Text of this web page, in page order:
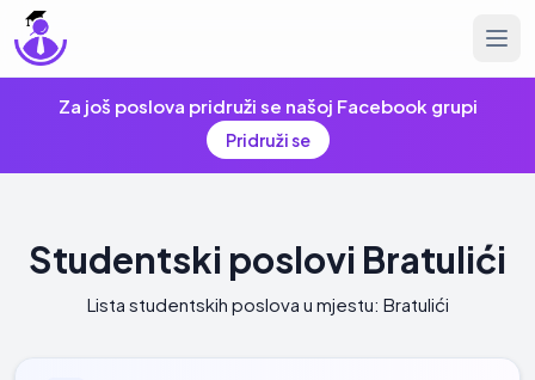
Za još poslova pridruži se našoj Facebook grupi
Pridruži se
Studentski poslovi Bratulići
Lista studentskih poslova u mjestu: Bratulići